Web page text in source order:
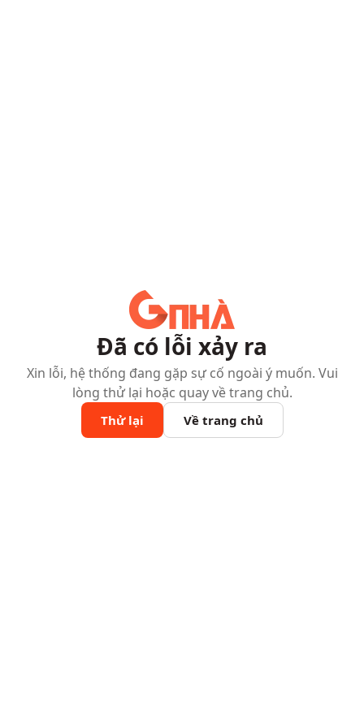
Đã có lỗi xảy ra
Xin lỗi, hệ thống đang gặp sự cố ngoài ý muốn. Vui
lòng thử lại hoặc quay về trang chủ.
Thử lại Về trang chủ